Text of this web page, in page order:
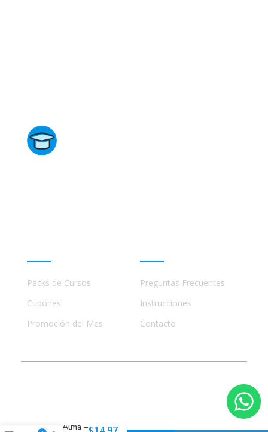
Packs de Cursos
Cupones
Promoción del Mes
Preguntas Frecuentes
Instrucciones
Contacto
del Alma –